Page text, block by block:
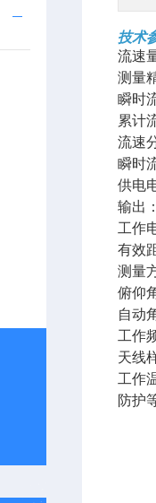
技术
流速
测量
瞬时
累计
流速
瞬时
供电
输出
工作
有效
测量
俯仰
自动
工作
天线
工作
防护